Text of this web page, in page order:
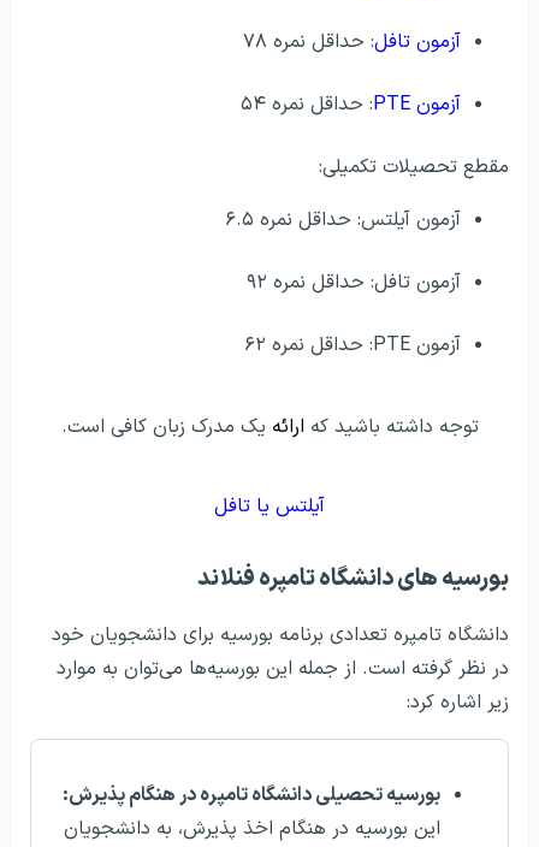
آزمون تافل: حداقل نمره ۷۸
آزمون PTE : حداقل نمره ۵۴
مقطع تحصیلات تکمیلی:
آزمون آیلتس: حداقل نمره ۶.۵
آزمون تافل: حداقل نمره ۹۲
آزمون PTE: حداقل نمره ۶۲
توجه داشته باشيد که ارائه یک مدرک زبان کافی است.
آيلتس يا تافل
بورسيه های دانشگاه تامپره فنلاند
دانشگاه تامپره تعدادی برنامه بورسیه برای دانشجویان خود
در نظر گرفته‌ است. از جمله این بورسیه‌ها می‌توان به موارد
زیر اشاره کرد:
بورسیه تحصیلی دانشگاه تامپره در هنگام پذیرش:
این بورسیه در هنگام اخذ پذیرش، به دانشجویان